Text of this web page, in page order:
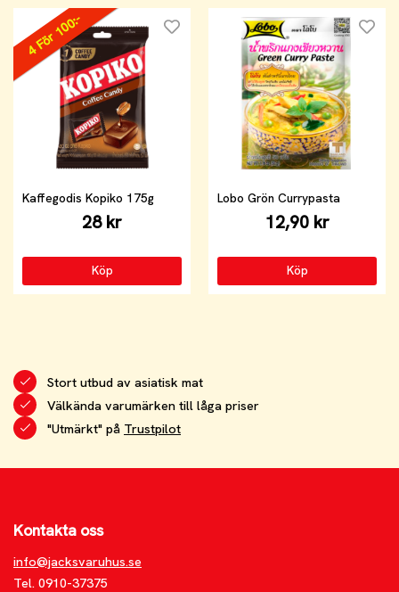
4 För 100:-
Kaffegodis Kopiko 175g
28 kr
Köp
Lobo Grön Currypasta
12,90 kr
Köp
Stort utbud av asiatisk mat
Välkända varumärken till låga priser
"Utmärkt" på Trustpilot
Kontakta oss
info@jacksvaruhus.se
Tel. 0910-37375